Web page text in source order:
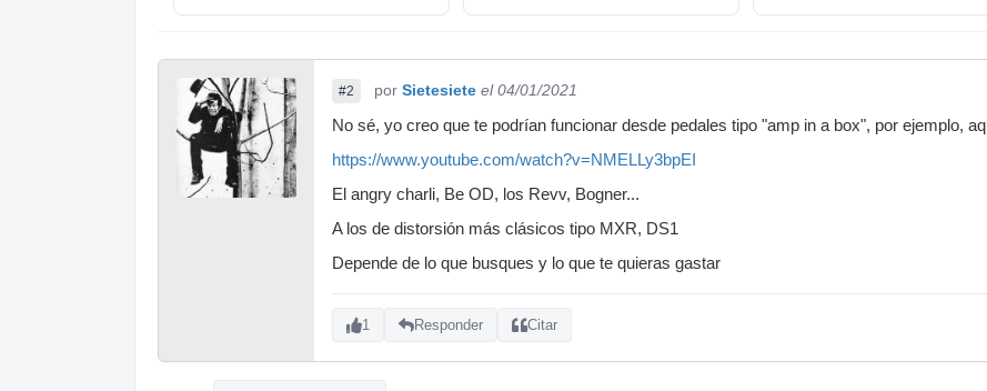
#2 por Sietesiete el 04/01/2021
No sé, yo creo que te podrían funcionar desde pedales tipo "amp in a box", por ejemplo,
https://www.youtube.com/watch?v=NMELLy3bpEI
El angry charli, Be OD, los Revv, Bogner...
A los de distorsión más clásicos tipo MXR, DS1
Depende de lo que busques y lo que te quieras gastar
1 Responder Citar